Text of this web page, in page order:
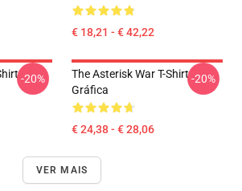
€ 18,21 - € 42,22
-20%
The Asterisk War T-Shirt
Gráfica
€ 24,38 - € 28,06
-20%
VER MAIS